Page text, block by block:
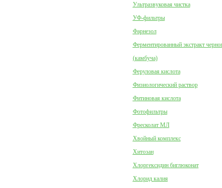
Ультразвуковая чистка
УФ-фильтры
Фарнезол
Ферментированный экстракт
(камбуча)
Феруловая кислота
Физиологический раствор
Фитиновая кислота
Фотофильтры
Фресколат МЛ
Хвойный комплекс
Хитозан
Хлоргексидин биглюконат
Хлорид калия